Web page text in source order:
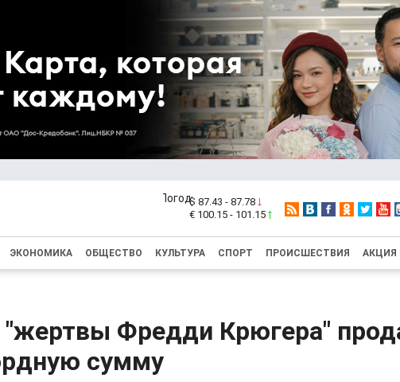
$ 87.43 - 87.78
€ 100.15 - 101.15
ЭКОНОМИКА ОБЩЕСТВО КУЛЬТУРА СПОРТ ПРОИСШЕСТВИЯ АКЦИЯ
Фредди Крюгера"
сумму